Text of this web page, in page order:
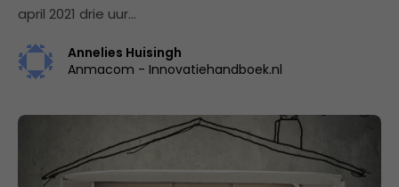
april 2021 drie uur…
Annelies Huisingh
Anmacom - Innovatiehandboek.nl